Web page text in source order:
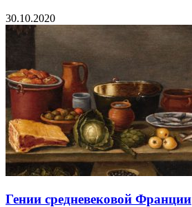
30.10.2020
Гении средневековой Франции